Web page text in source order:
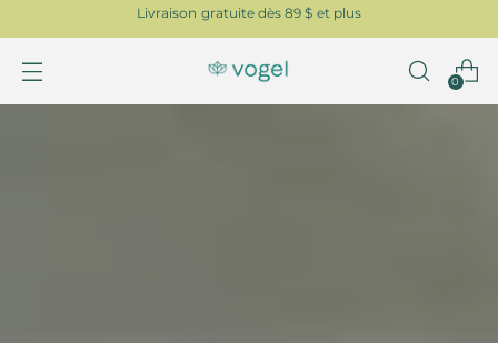
Livraison gratuite dès 89 $ et plus
0